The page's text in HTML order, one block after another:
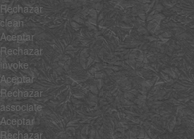
Rechazar
clean
Aceptar
Rechazar
invoke
Aceptar
Rechazar
associate
Aceptar
Rechazar